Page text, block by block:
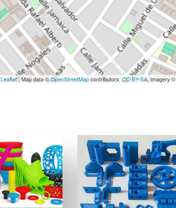
Leaflet| Map data ©OpenStreetMapcontributors, CC-BY-SA, Imagery ©